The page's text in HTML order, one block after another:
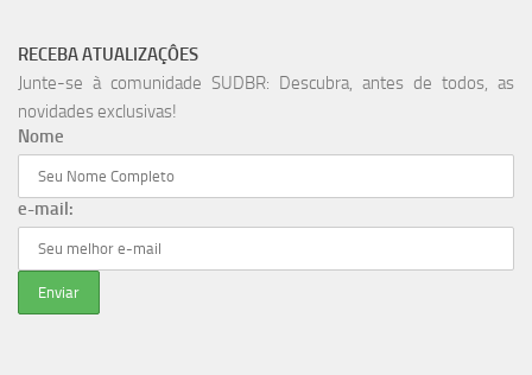
RECEBA ATUALIZAÇÔES
Junte-se à comunidade SUDBR: Descubra, antes de todos, as
novidades exclusivas!
Nome
e-mail: